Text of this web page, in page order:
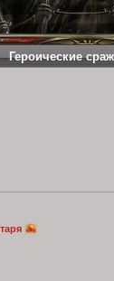
Героические